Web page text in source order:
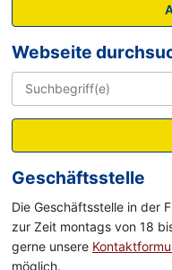
Webseite
Geschäftsstelle
Die Geschäftsstelle in der
zur Zeit montags von 18
gerne unsere
möglich.